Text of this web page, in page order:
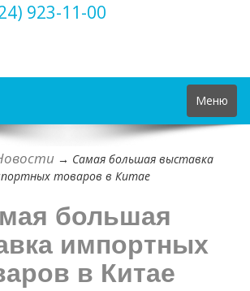
923-11-00
Toggle
navigation
Меню
→ Самая большая выставка
товаров в Китае
большая
импортных
в Китае